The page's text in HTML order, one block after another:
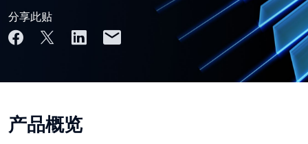
分享此贴
产品概览